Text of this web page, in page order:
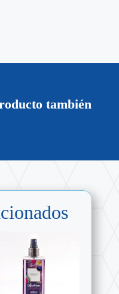
también